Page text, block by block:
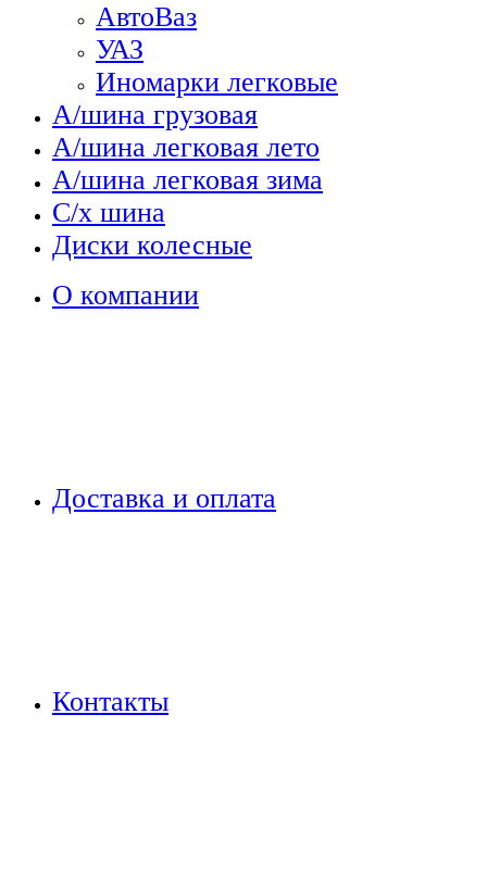
АвтоВаз
УАЗ
Иномарки легковые
А/шина грузовая
А/шина легковая лето
А/шина легковая зима
С/х шина
Диски колесные
О компании
Доставка и оплата
Контакты